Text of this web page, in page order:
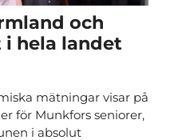
och
i hela landet
mätningar visar på
för Munkfors seniorer,
i absolut